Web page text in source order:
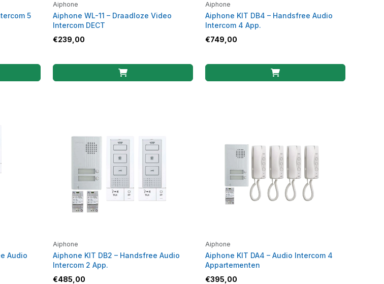
5
Aiphone
Aiphone WL-11 – Draadloze Video
Intercom DECT
€239,00
Aiphone
Aiphone KIT DB4 – Handsfree Audio
Intercom 4 App.
€749,00
Audio
Aiphone
Aiphone KIT DB2 – Handsfree Audio
Intercom 2 App.
€485,00
Aiphone
Aiphone KIT DA4 – Audio Intercom 4
Appartementen
€395,00